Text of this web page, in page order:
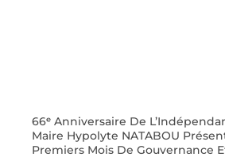
66ᵉ Anniversaire De
Maire Hypolyte NATABOU
Premiers Mois De Gouvernance